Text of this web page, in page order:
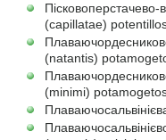
(capillatae)
(natantis)
(minimi)